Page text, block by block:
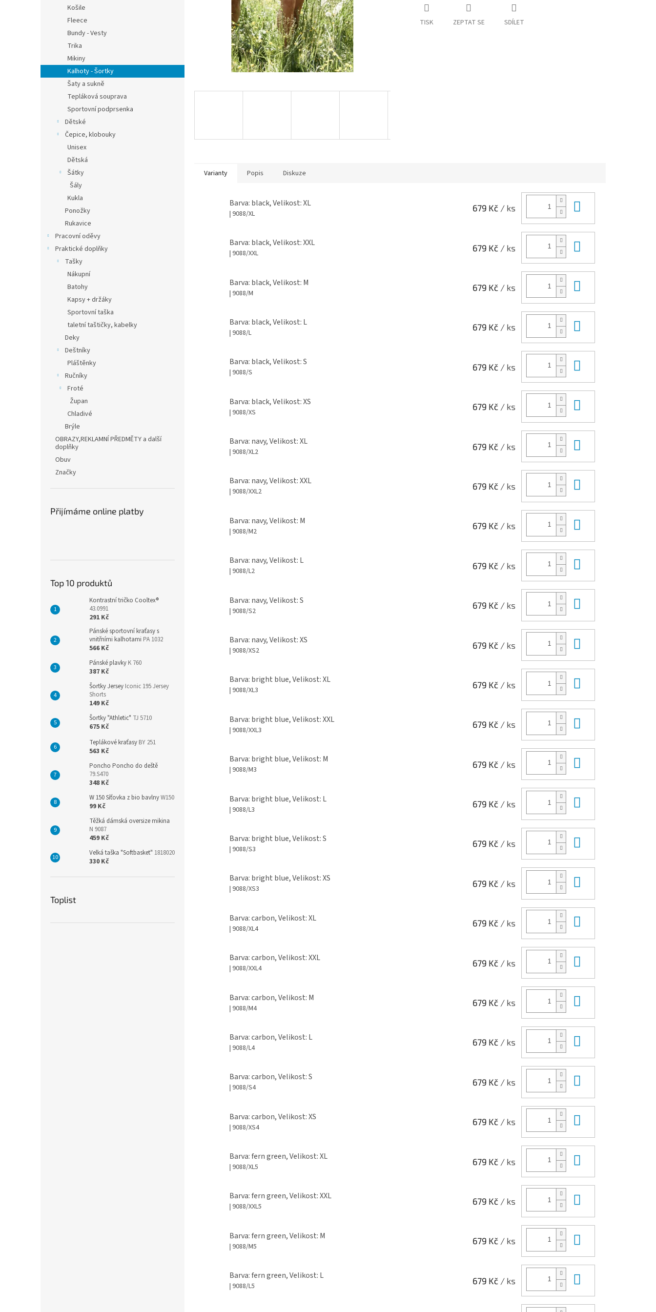
Košile
Fleece
Bundy - Vesty
Trika
Mikiny
Kalhoty - Šortky
Šaty a sukně
Tepláková souprava
Sportovní podprsenka
Dětské
Čepice, klobouky
Unisex
Dětská
Šátky
Šály
Kukla
Ponožky
Rukavice
Pracovní oděvy
Praktické doplňky
Tašky
Nákupní
Batohy
Kapsy + držáky
Sportovní taška
taletní taštičky, kabelky
Deky
Deštníky
Pláštěnky
Ručníky
Froté
Župan
Chladivé
Brýle
OBRAZY,REKLAMNÍ PŘEDMĚTY a další
doplňky
Obuv
Značky
Přijímáme online platby
Top 10 produktů
Kontrastní tričko Cooltex®
43.0991
291 Kč
Pánské sportovní kraťasy s
vnitřními kalhotami PA 1032
566 Kč
Pánské plavky K 760
387 Kč
Šortky Jersey Iconic 195 Jersey
Shorts
149 Kč
Šortky "Athletic" TJ 5710
675 Kč
Teplákové kraťasy BY 251
563 Kč
Poncho Poncho do deště
79.S470
348 Kč
W 150 Síťovka z bio bavlnyW150
99 Kč
Těžká dámská oversize mikina
N 9087
459 Kč
Velká taška "Softbasket" 1818020
330 Kč
Toplist
TISK ZEPTAT SE SDÍLET
Varianty Popis Diskuze
Barva: black, Velikost: XL
| 9088/XL
679 Kč / ks
Barva: black, Velikost: XXL
| 9088/XXL
679 Kč / ks
Barva: black, Velikost: M
| 9088/M
679 Kč / ks
Barva: black, Velikost: L
| 9088/L
679 Kč / ks
Barva: black, Velikost: S
| 9088/S
679 Kč / ks
Barva: black, Velikost: XS
| 9088/XS
679 Kč / ks
Barva: navy, Velikost: XL
| 9088/XL2
679 Kč / ks
Barva: navy, Velikost: XXL
| 9088/XXL2
679 Kč / ks
Barva: navy, Velikost: M
| 9088/M2
679 Kč / ks
Barva: navy, Velikost: L
| 9088/L2
679 Kč / ks
Barva: navy, Velikost: S
| 9088/S2
679 Kč / ks
Barva: navy, Velikost: XS
| 9088/XS2
679 Kč / ks
Barva: bright blue, Velikost: XL
| 9088/XL3
679 Kč / ks
Barva: bright blue, Velikost: XXL
| 9088/XXL3
679 Kč / ks
Barva: bright blue, Velikost: M
| 9088/M3
679 Kč / ks
Barva: bright blue, Velikost: L
| 9088/L3
679 Kč / ks
Barva: bright blue, Velikost: S
| 9088/S3
679 Kč / ks
Barva: bright blue, Velikost: XS
| 9088/XS3
679 Kč / ks
Barva: carbon, Velikost: XL
| 9088/XL4
679 Kč / ks
Barva: carbon, Velikost: XXL
| 9088/XXL4
679 Kč / ks
Barva: carbon, Velikost: M
| 9088/M4
679 Kč / ks
Barva: carbon, Velikost: L
| 9088/L4
679 Kč / ks
Barva: carbon, Velikost: S
| 9088/S4
679 Kč / ks
Barva: carbon, Velikost: XS
| 9088/XS4
679 Kč / ks
Barva: fern green, Velikost: XL
| 9088/XL5
679 Kč / ks
Barva: fern green, Velikost: XXL
| 9088/XXL5
679 Kč / ks
Barva: fern green, Velikost: M
| 9088/M5
679 Kč / ks
Barva: fern green, Velikost: L
| 9088/L5
679 Kč / ks